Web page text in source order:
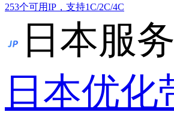
253个可用IP，支持1C/2C/4C
日本服
日本优